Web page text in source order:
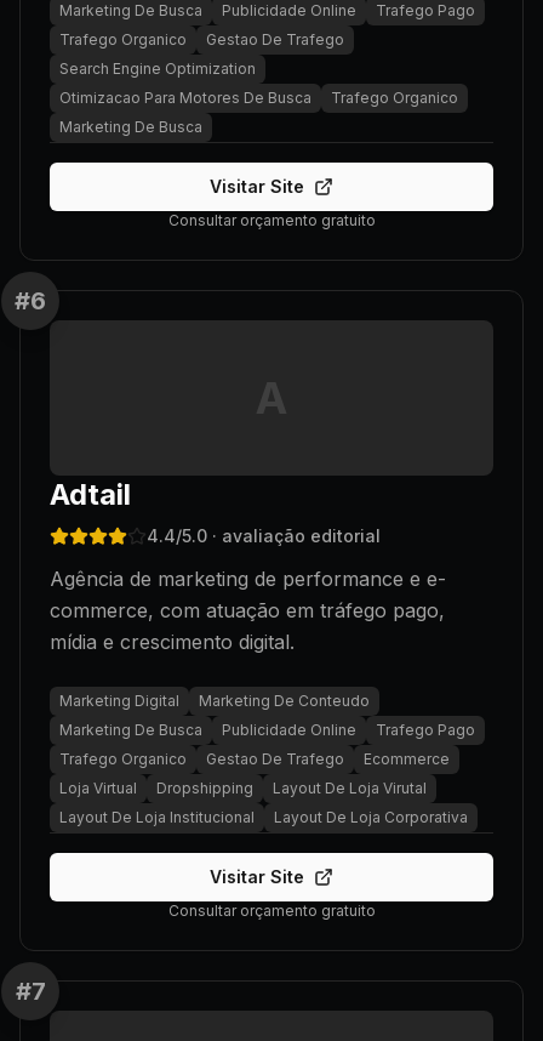
Marketing De Busca
Publicidade Online
Trafego Pago
Trafego Organico
Gestao De Trafego
Search Engine Optimization
Otimizacao Para Motores De Busca
Trafego Organico
Marketing De Busca
Visitar Site
Consultar orçamento gratuito
#6
A
Adtail
4.4/5.0 · avaliação editorial
Agência de marketing de performance e e-
commerce, com atuação em tráfego pago,
mídia e crescimento digital.
Marketing Digital
Marketing De Conteudo
Marketing De Busca
Publicidade Online
Trafego Pago
Trafego Organico
Gestao De Trafego
Ecommerce
Loja Virtual
Dropshipping
Layout De Loja Virutal
Layout De Loja Institucional
Layout De Loja Corporativa
Visitar Site
Consultar orçamento gratuito
#7